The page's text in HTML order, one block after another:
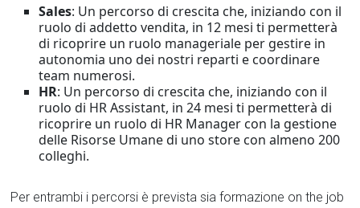
Sales: Un percorso di crescita che, iniziando con il
ruolo di addetto vendita, in 12 mesi ti permetterà
di ricoprire un ruolo manageriale per gestire in
autonomia uno dei nostri reparti e coordinare
team numerosi.
HR: Un percorso di crescita che, iniziando con il
ruolo di HR Assistant, in 24 mesi ti permetterà di
ricoprire un ruolo di HR Manager con la gestione
delle Risorse Umane di uno store con almeno 200
colleghi.
Per entrambi i percorsi è prevista sia formazione on the job